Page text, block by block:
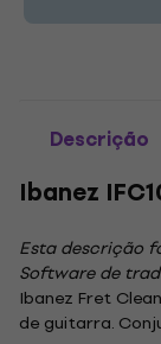
Descrição
Ibanez
Esta descrição
Software de
Ibanez Fret
de guitarra.